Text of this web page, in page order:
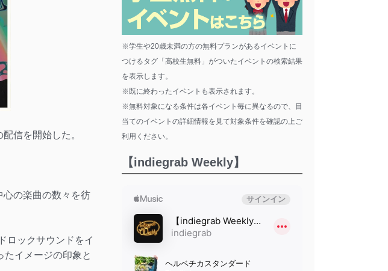
信を開始した。
の楽曲の数々を彷
ロックサウンドをイ
たイメージの印象と
※学生や20歳未満の方の無料プランがあるイベントに
つけるタグ「高校生無料」がついたイベントの検索結果
を表示します。
※既に終わったイベントも表示されます。
※無料対象になる条件は各イベント毎に異なるので、目
当てのイベントの詳細情報を見て対象条件を確認の上ご
利用ください。
【indiegrab Weekly】